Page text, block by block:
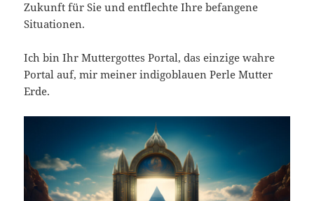
Zukunft für Sie und entflechte Ihre befangene
Situationen.
Ich bin Ihr Muttergottes Portal, das einzige wahre
Portal auf, mir meiner indigoblauen Perle Mutter
Erde.